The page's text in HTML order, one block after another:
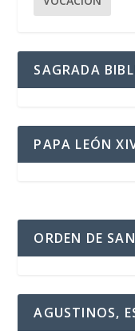
SAGRADA
PAPA LEÓN
ORDEN DE
AGUSTINOS,